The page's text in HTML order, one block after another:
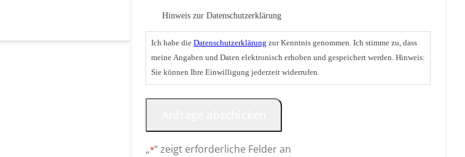
„*“ zeigt erforderliche Felder an
Hinweis zur Datenschutzerklärung
Ich habe die Datenschutzerklärung zur Kenntnis genommen. Ich stimme zu, dass
meine Angaben und Daten elektronisch erhoben und gespeichert werden. Hinweis:
Sie können Ihre Einwilligung jederzeit widerrufen.
Alternative: